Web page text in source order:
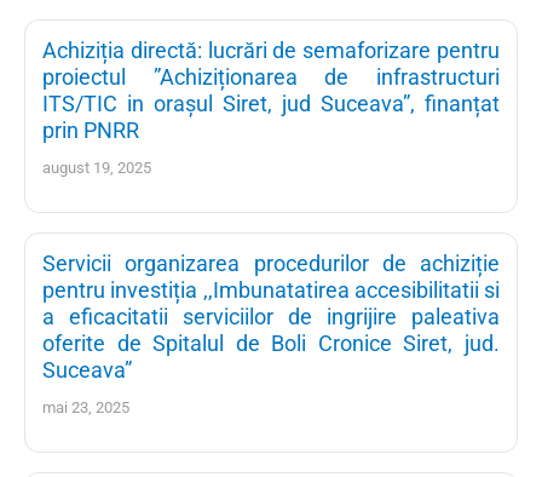
Achiziția directă: lucrări de semaforizare pentru
proiectul ”Achiziționarea de infrastructuri
ITS/TIC in orașul Siret, jud Suceava”, finanțat
prin PNRR
august 19, 2025
Servicii organizarea procedurilor de achiziție
pentru investiția ,,Imbunatatirea accesibilitatii si
a eficacitatii serviciilor de ingrijire paleativa
oferite de Spitalul de Boli Cronice Siret, jud.
Suceava”
mai 23, 2025